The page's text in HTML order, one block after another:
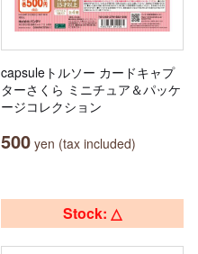
capsuleトルソー カードキャプ
ターさくら ミニチュア＆パッケ
ージコレクション
500 yen (tax included)
Stock: △